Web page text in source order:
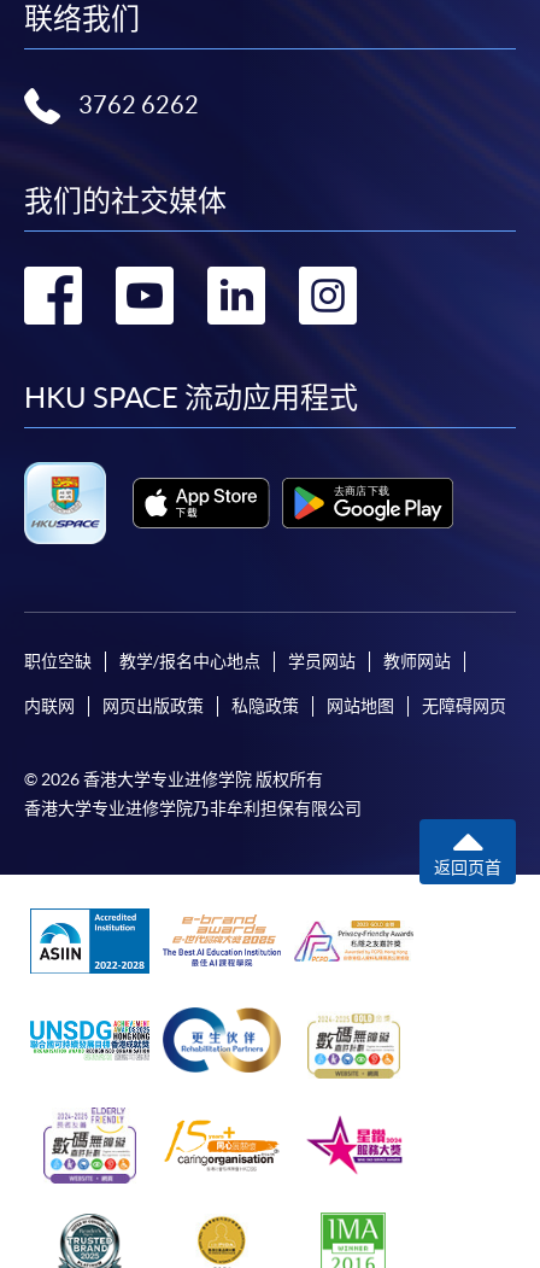
联络我们
3762 6262
我们的社交媒体
转
facebook
转
youtube
转
linkedin
转
HKU SPACE 流动应用程式
职位空缺 教学/报名中心地点 学员网站 教师网站
内联网 网页出版政策 私隐政策 网站地图 无障碍网页
© 2026 香港大学专业进修学院 版权所有
香港大学专业进修学院乃非牟利担保有限公司
返回页首